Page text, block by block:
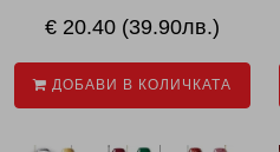
€ 20.40 (39.90лв.)
ДОБАВИ В КОЛИЧКАТА